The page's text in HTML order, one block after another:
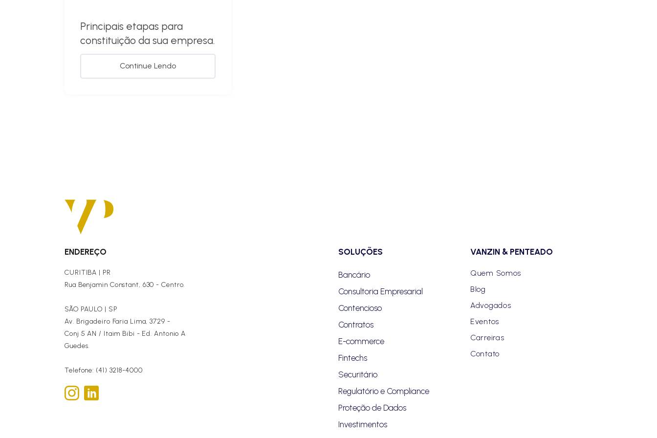
Principais etapas para
constituição da sua empresa.
Continue Lendo
ENDEREÇO
CURITIBA | PR
Rua Benjamin Constant, 630 - Centro.
SÃO PAULO | SP
Av. Brigadeiro Faria Lima, 3729 -
Conj 5 AN / Itaim Bibi - Ed. Antonio A
Guedes.
Telefone: (41) 3218-4000
SOLUÇÕES
Bancário
Consultoria Empresarial
Contencioso
Contratos
E-commerce
Fintechs
Securitário
Regulatório e Compliance
Proteção de Dados
Investimentos
VANZIN & PENTEADO
Quem Somos
Blog
Advogados
Eventos
Carreiras
Contato